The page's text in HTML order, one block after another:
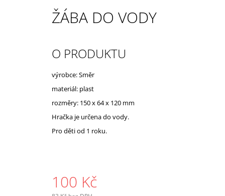
ŽÁBA DO VODY
O PRODUKTU
výrobce: Směr
materiál: plast
rozměry: 150 x 64 x 120 mm
Hračka je určena do vody.
Pro děti od 1 roku.
100 Kč